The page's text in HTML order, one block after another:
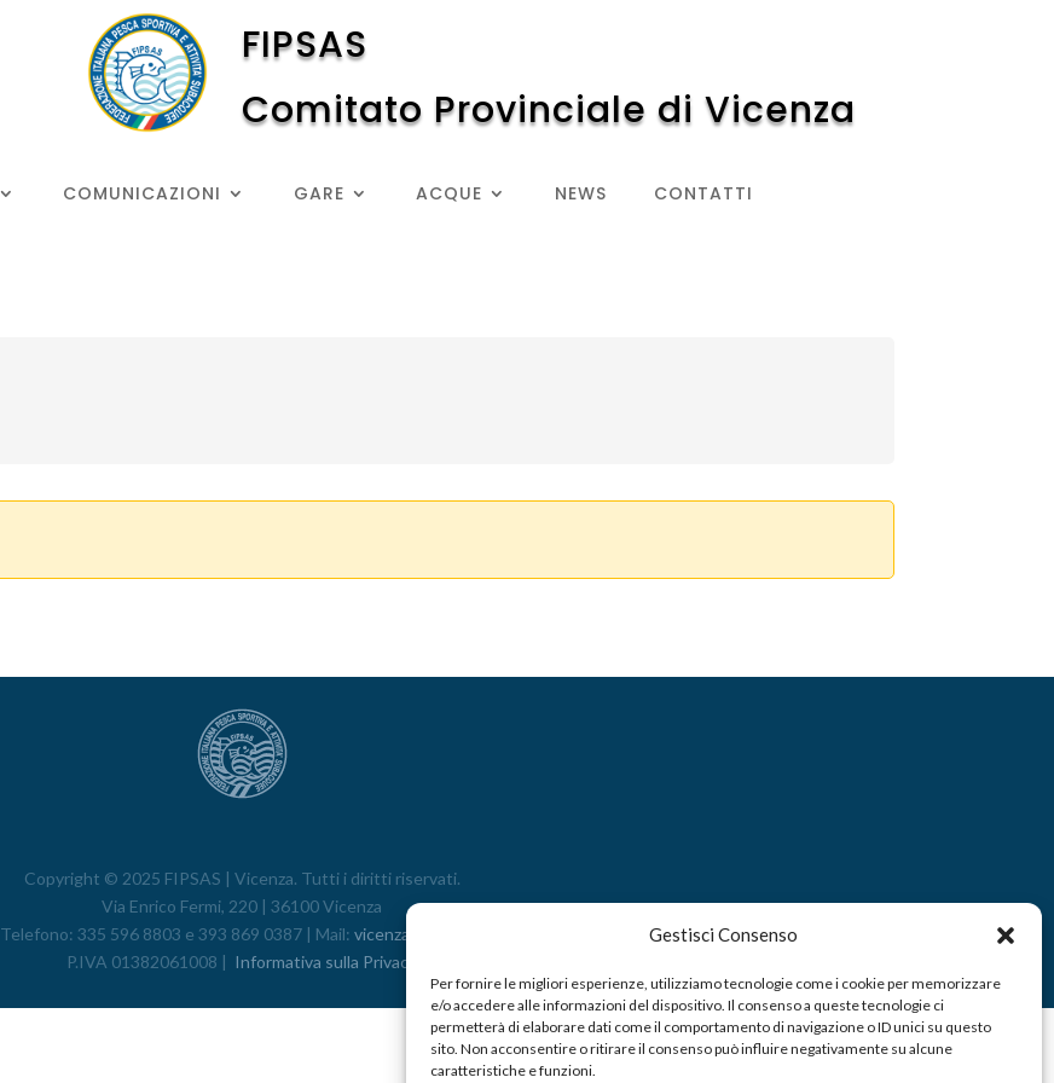
Gestisci Consenso
Per fornire le migliori esperienze, utilizziamo tecnologie come i cookie per memorizzare
e/o accedere alle informazioni del dispositivo. Il consenso a queste tecnologie ci
permetterà di elaborare dati come il comportamento di navigazione o ID unici su questo
sito. Non acconsentire o ritirare il consenso può influire negativamente su alcune
caratteristiche e funzioni.
FIPSAS
Comitato Provinciale di Vicenza
COMUNICAZIONI GARE ACQUE NEWS CONTATTI
Copyright © 2025 FIPSAS | Vicenza. Tutti i diritti riservati.
Via Enrico Fermi, 220 | 36100 Vicenza
Telefono: 335 596 8803 e 393 869 0387 | Mail: vicenza@fipsas.it
P.IVA 01382061008 | Informativa sulla Privacy